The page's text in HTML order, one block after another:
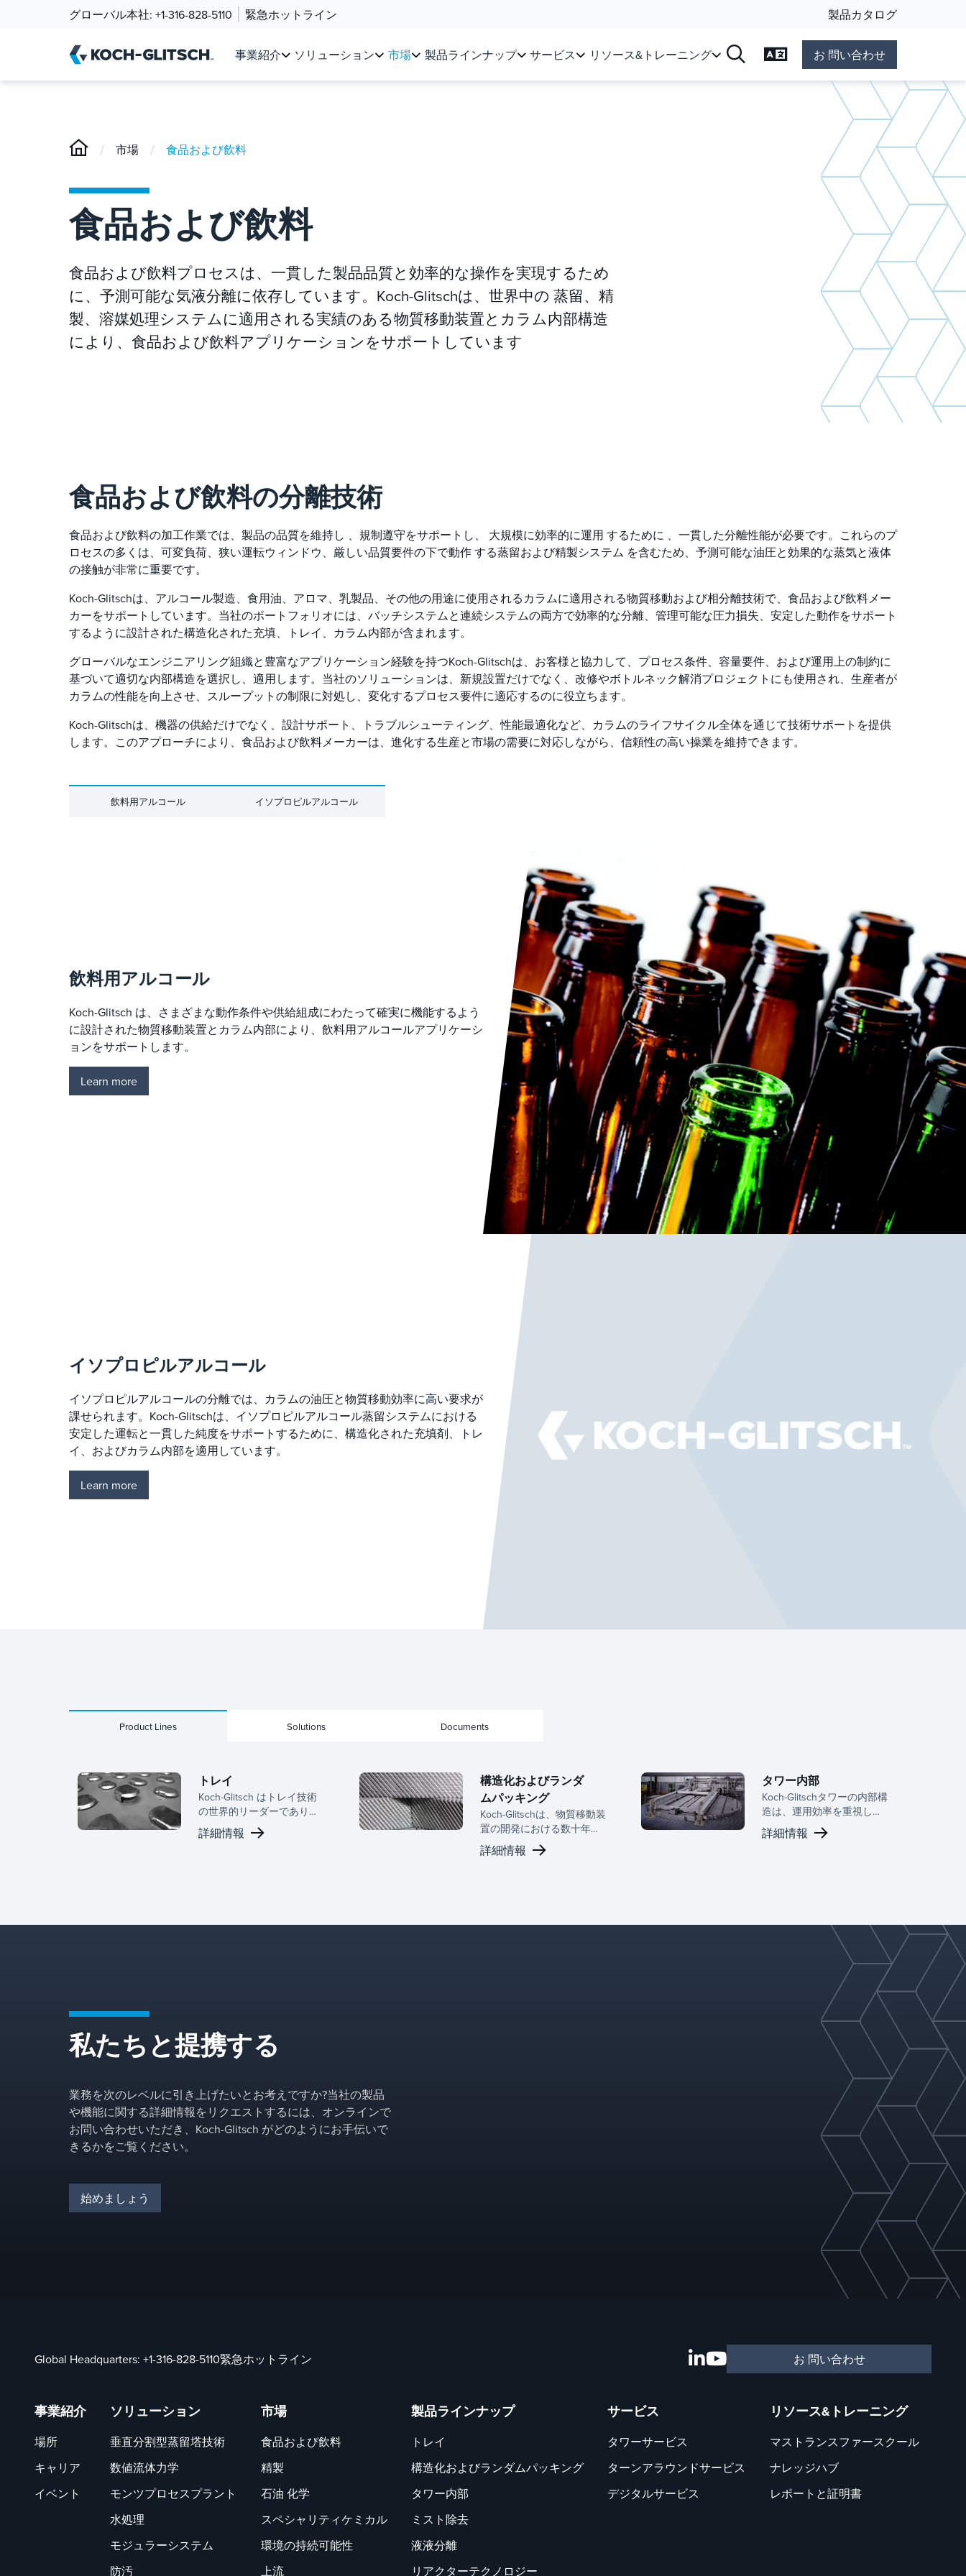
グローバル本社: +1-316-828-5110 緊急ホットライン 製品カタログ
事業紹介 ソリューション 市場 製品ラインナップ サービス リソース&トレーニング 言語の変更お 問い合わせ
/ 市場 / 食品および飲料
食品および飲料
食品および飲料プロセスは、一貫した製品品質と効率的な操作を実現するため
に、予測可能な気液分離に依存しています。Koch-Glitschは、世界中の 蒸留、精
製、溶媒処理システムに適用される実績のある物質移動装置とカラム内部構造
により、食品および飲料アプリケーションをサポートしています
食品および飲料の分離技術
食品および飲料の加工作業では、製品の品質を維持し 、規制遵守をサポートし、 大規模に効率的に運用 するために 、一貫した分離性能が必要です。これらのプ
ロセスの多くは、可変負荷、狭い運転ウィンドウ、厳しい品質要件の下で動作 する蒸留および精製システム を含むため、予測可能な油圧と効果的な蒸気と液体
の接触が非常に重要です。
Koch-Glitschは、アルコール製造、食用油、アロマ、乳製品、その他の用途に使用されるカラムに適用される物質移動および相分離技術で、食品および飲料メー
カーをサポートしています。当社のポートフォリオには、バッチシステムと連続システムの両方で効率的な分離、管理可能な圧力損失、安定した動作をサポート
するように設計された構造化された充填、トレイ、カラム内部が含まれます。
グローバルなエンジニアリング組織と豊富なアプリケーション経験を持つKoch-Glitschは、お客様と協力して、プロセス条件、容量要件、および運用上の制約に
基づいて適切な内部構造を選択し、適用します。当社のソリューションは、新規設置だけでなく、改修やボトルネック解消プロジェクトにも使用され、生産者が
カラムの性能を向上させ、スループットの制限に対処し、変化するプロセス要件に適応するのに役立ちます。
Koch-Glitschは、機器の供給だけでなく、設計サポート、トラブルシューティング、性能最適化など、カラムのライフサイクル全体を通じて技術サポートを提供
します。このアプローチにより、食品および飲料メーカーは、進化する生産と市場の需要に対応しながら、信頼性の高い操業を維持できます。
飲料用アルコール イソプロピルアルコール
飲料用アルコール
Koch-Glitsch は、さまざまな動作条件や供給組成にわたって確実に機能するよう
に設計された物質移動装置とカラム内部により、飲料用アルコールアプリケーシ
ョンをサポートします。
Learn more
イソプロピルアルコール
イソプロピルアルコールの分離では、カラムの油圧と物質移動効率に高い要求が
課せられます。Koch-Glitschは、イソプロピルアルコール蒸留システムにおける
安定した運転と一貫した純度をサポートするために、構造化された充填剤、トレ
イ、およびカラム内部を適用しています。
Learn more
Product Lines Solutions Documents
トレイ
Koch-Glitsch はトレイ技術
の世界的リーダーであり、
アクティブ パネル、ダウン
カマー構成、サポート構造
の性能を最適化するために
詳細情報
構造化およびランダ
ムパッキング
Koch-Glitschは、物質移動装
置の開発における数十年に
わたる専門知識と専任の研
究開発チームに裏打ちされ
詳細情報
タワー内部
Koch-Glitschタワーの内部構
造は、運用効率を重視して
構築されており、幅広い物
質移動および分離アプリケ
詳細情報
私たちと提携する
業務を次のレベルに引き上げたいとお考えですか?当社の製品
や機能に関する詳細情報をリクエストするには、オンラインで
お問い合わせいただき、Koch-Glitsch がどのようにお手伝いで
きるかをご覧ください。
始めましょう
Global Headquarters: +1-316-828-5110緊急ホットライン お 問い合わせ
事業紹介
場所
キャリア
イベント
ソリューション
垂直分割型蒸留塔技術
数値流体力学
モンツプロセスプラント
水処理
モジュラーシステム
防汚
市場
食品および飲料
精製
石油 化学
スペシャリティケミカル
環境の持続可能性
上流
製品ラインナップ
トレイ
構造化およびランダムパッキング
タワー内部
ミスト除去
液液分離
リアクターテクノロジー
サービス
タワーサービス
ターンアラウンドサービス
デジタルサービス
リソース&トレーニング
マストランスファースクール
ナレッジハブ
レポートと証明書